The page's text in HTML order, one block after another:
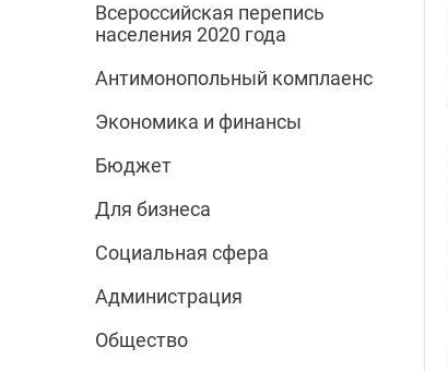
Всероссийская перепись
населения 2020 года
Антимонопольный комплаенс
Экономика и финансы
Бюджет
Для бизнеса
Социальная сфера
Администрация
Общество